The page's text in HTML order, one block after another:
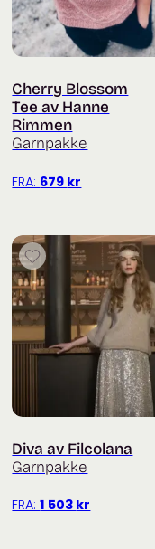
Cherry Blossom
Tee av Hanne
Rimmen
Garnpakke
FRA: 679 kr
Diva av Filcolana
Garnpakke
FRA:1 503 kr